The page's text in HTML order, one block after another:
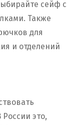
сейф с
Также
для
и отделений
это,